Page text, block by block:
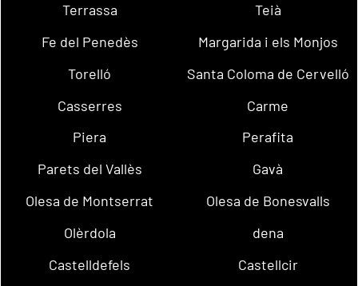
Terrassa
Teià
Fe del Penedès
Margarida i els Monjos
Torelló
Santa Coloma de Cervelló
Casserres
Carme
Piera
Perafita
Parets del Vallès
Gavà
Olesa de Montserrat
Olesa de Bonesvalls
Olèrdola
dena
Castelldefels
Castellcir